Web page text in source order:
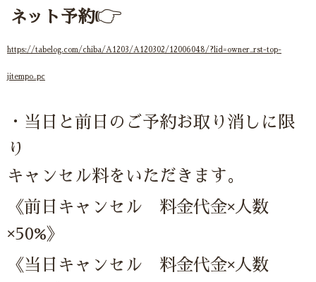
ネット予約👉
https://tabelog.com/chiba/A1203/A120302/12006048/?lid=owner_rst-top-
jitempo_pc
・当日と前日のご予約お取り消しに限
り
キャンセル料をいただきます。
《前日キャンセル 料金代金×人数
×50%》
《当日キャンセル 料金代金×人数